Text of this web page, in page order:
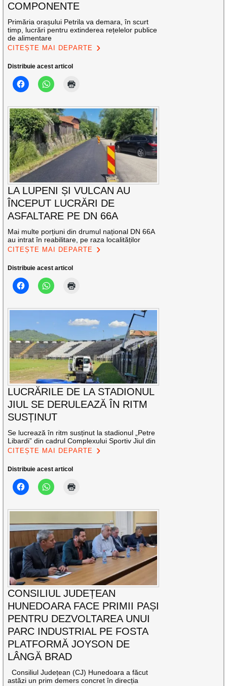
COMPONENTE
Primăria orașului Petrila va demara, în scurt
timp, lucrări pentru extinderea rețelelor publice
de alimentare
CITEȘTE MAI DEPARTE
Distribuie acest articol
LA LUPENI ȘI VULCAN AU
ÎNCEPUT LUCRĂRI DE
ASFALTARE PE DN 66A
Mai multe porțiuni din drumul național DN 66A
au intrat în reabilitare, pe raza localităților
CITEȘTE MAI DEPARTE
Distribuie acest articol
LUCRĂRILE DE LA STADIONUL
JIUL SE DERULEAZĂ ÎN RITM
SUSȚINUT
Se lucrează în ritm susținut la stadionul „Petre
Libardi” din cadrul Complexului Sportiv Jiul din
CITEȘTE MAI DEPARTE
Distribuie acest articol
CONSILIUL JUDEȚEAN
HUNEDOARA FACE PRIMII PAȘI
PENTRU DEZVOLTAREA UNUI
PARC INDUSTRIAL PE FOSTA
PLATFORMĂ JOYSON DE
LÂNGĂ BRAD
Consiliul Județean (CJ) Hunedoara a făcut
astăzi un prim demers concret în direcția